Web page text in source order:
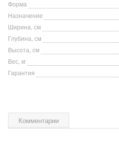
Форма
Назначение
Ширина, см
Глубина, см
Высота, см
Вес, кг
Гарантия
Комментарии